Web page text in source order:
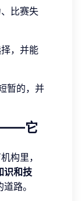
比赛失
，并能
暂的，并
——它
构里，
识和技
路。